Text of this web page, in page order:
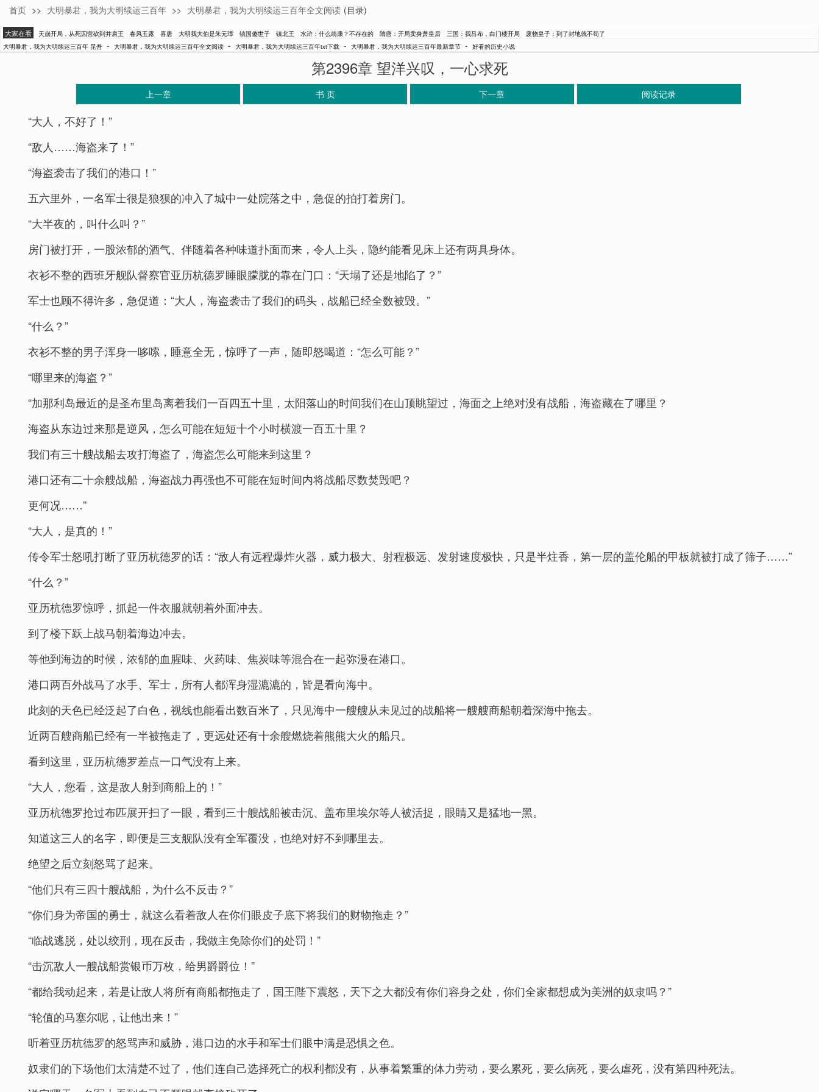
昆吾
首页 >> 大明暴君，我为大明续运三百年 >> 大明暴君，我为大明续运三百年全文阅读 (目录)
大家在看 天崩开局，从死囚营砍到并肩王 春风玉露 喜唐 大明我大伯是朱元璋 镇国傻世子 镇北王 水浒：什么靖康？不存在的 隋唐：开局卖身萧皇后 三国：我吕布，白门楼开局
废物皇子：到了封地就不苟了
大明暴君，我为大明续运三百年 昆吾 - 大明暴君，我为大明续运三百年全文阅读 - 大明暴君，我为大明续运三百年txt下载 - 大明暴君，我为大明续运三百年最新章节 - 好看的历史小说
第2396章 望洋兴叹，一心求死
上一章 书 页 下一章 阅读记录
“大人，不好了！”
“敌人……海盗来了！”
“海盗袭击了我们的港口！”
五六里外，一名军士很是狼狈的冲入了城中一处院落之中，急促的拍打着房门。
“大半夜的，叫什么叫？”
房门被打开，一股浓郁的酒气、伴随着各种味道扑面而来，令人上头，隐约能看见床上还有两具身体。
衣衫不整的西班牙舰队督察官亚历杭德罗睡眼朦胧的靠在门口：“天塌了还是地陷了？”
军士也顾不得许多，急促道：“大人，海盗袭击了我们的码头，战船已经全数被毁。”
“什么？”
衣衫不整的男子浑身一哆嗦，睡意全无，惊呼了一声，随即怒喝道：“怎么可能？”
“哪里来的海盗？”
“加那利岛最近的是圣布里岛离着我们一百四五十里，太阳落山的时间我们在山顶眺望过，海面之上绝对没有战船，海盗藏在了哪里？
海盗从东边过来那是逆风，怎么可能在短短十个小时横渡一百五十里？
我们有三十艘战船去攻打海盗了，海盗怎么可能来到这里？
港口还有二十余艘战船，海盗战力再强也不可能在短时间内将战船尽数焚毁吧？
更何况……”
“大人，是真的！”
传令军士怒吼打断了亚历杭德罗的话：“敌人有远程爆炸火器，威力极大、射程极远、发射速度极快，只是半炷香，第一层的盖伦船的甲板就被打成了筛子……”
“什么？”
亚历杭德罗惊呼，抓起一件衣服就朝着外面冲去。
到了楼下跃上战马朝着海边冲去。
等他到海边的时候，浓郁的血腥味、火药味、焦炭味等混合在一起弥漫在港口。
港口两百外战马了水手、军士，所有人都浑身湿漉漉的，皆是看向海中。
此刻的天色已经泛起了白色，视线也能看出数百米了，只见海中一艘艘从未见过的战船将一艘艘商船朝着深海中拖去。
近两百艘商船已经有一半被拖走了，更远处还有十余艘燃烧着熊熊大火的船只。
看到这里，亚历杭德罗差点一口气没有上来。
“大人，您看，这是敌人射到商船上的！”
亚历杭德罗抢过布匹展开扫了一眼，看到三十艘战船被击沉、盖布里埃尔等人被活捉，眼睛又是猛地一黑。
知道这三人的名字，即便是三支舰队没有全军覆没，也绝对好不到哪里去。
绝望之后立刻怒骂了起来。
“他们只有三四十艘战船，为什么不反击？”
“你们身为帝国的勇士，就这么看着敌人在你们眼皮子底下将我们的财物拖走？”
“临战逃脱，处以绞刑，现在反击，我做主免除你们的处罚！”
“击沉敌人一艘战船赏银币万枚，给男爵爵位！”
“都给我动起来，若是让敌人将所有商船都拖走了，国王陛下震怒，天下之大都没有你们容身之处，你们全家都想成为美洲的奴隶吗？”
“轮值的马塞尔呢，让他出来！”
听着亚历杭德罗的怒骂声和威胁，港口边的水手和军士们眼中满是恐惧之色。
奴隶们的下场他们太清楚不过了，他们连自己选择死亡的权利都没有，从事着繁重的体力劳动，要么累死，要么病死，要么虐死，没有第四种死法。